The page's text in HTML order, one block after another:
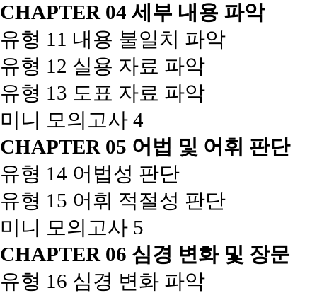
CHAPTER 04 세부 내용 파악
유형 11 내용 불일치 파악
유형 12 실용 자료 파악
유형 13 도표 자료 파악
미니 모의고사 4
CHAPTER 05 어법 및 어휘 판단
유형 14 어법성 판단
유형 15 어휘 적절성 판단
미니 모의고사 5
CHAPTER 06 심경 변화 및 장문
유형 16 심경 변화 파악